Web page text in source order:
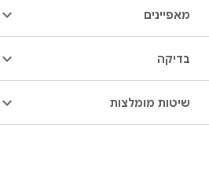
מאפיינים
בדיקה
שיטות מומלצות